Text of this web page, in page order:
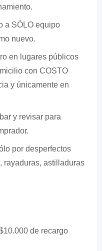
a SÓLO equipo
nuevo.
en lugares públicos
con COSTO
y únicamente en
y revisar para
por desperfectos
rayaduras, astilladuras
de recargo